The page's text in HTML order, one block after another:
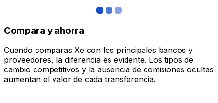
Compara y ahorra
Cuando comparas Xe con los principales bancos y
proveedores, la diferencia es evidente. Los tipos de
cambio competitivos y la ausencia de comisiones ocultas
aumentan el valor de cada transferencia.